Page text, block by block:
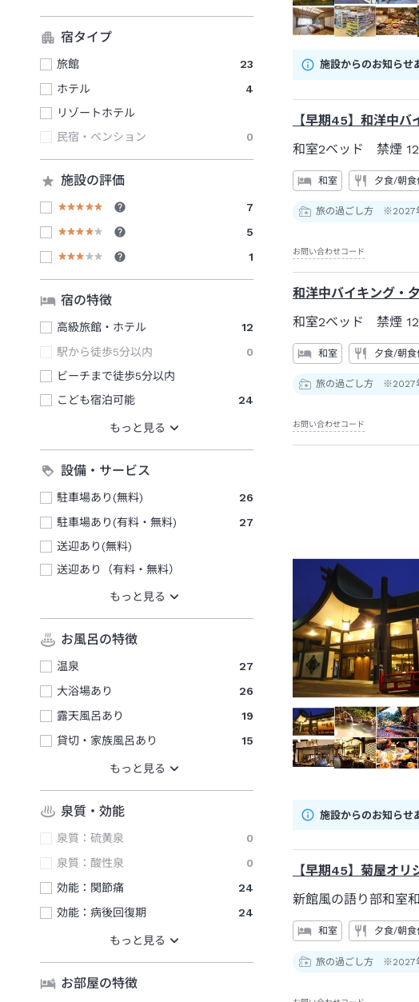
宿タイプ
旅館
23
ホテル
4
リゾートホテル
民宿・ペンション
0
施設の評価
7
5
1
宿の特徴
高級旅館・ホテル
12
駅から徒歩5分以内
0
ビーチまで徒歩5分以内
こども宿泊可能
24
設備・サービス
駐車場あり(無料)
26
駐車場あり(有料・無料)
27
送迎あり(無料)
送迎あり（有料・無料）
お風呂の特徴
温泉
27
大浴場あり
26
露天風呂あり
19
貸切・家族風呂あり
15
泉質・効能
泉質：硫黄泉
0
泉質：酸性泉
0
効能：関節痛
24
効能：病後回復期
24
お部屋の特徴
施設からのお知らせ
【早期45】和洋中
和室2ベッド 禁煙
和室 夕食/朝食
旅の過ごし方 ※2027
お問い合わせコード
和洋中バイキング・
和室2ベッド 禁煙
和室 夕食/朝食
旅の過ごし方 ※2027
お問い合わせコード
施設からのお知らせ
【早期45】菊屋オ
新館風の語り部和室
和室 夕食/朝食
旅の過ごし方 ※2027